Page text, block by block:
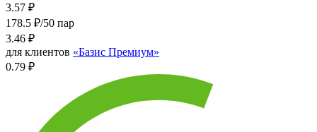
3.57 ₽
178.5 ₽/50 пар
3.46 ₽
для клиентов «Базис Премиум»
0.79 ₽